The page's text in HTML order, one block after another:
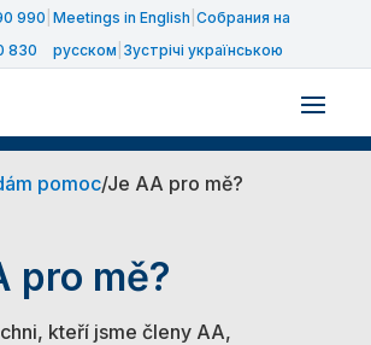
990
830
Meetings in English Собрания на
русском Зустрічі українською
pomoc/Je AA pro mě?
pro mě?
kteří jsme členy AA,